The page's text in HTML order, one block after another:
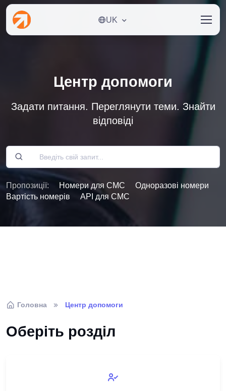
UK
Центр допомоги
Задати питання. Переглянути теми. Знайти
відповіді
Пропозиції: Номери для СМС
Одноразові номери
Вартість номерів
API для СМС
Головна Центр допомоги
Оберіть розділ